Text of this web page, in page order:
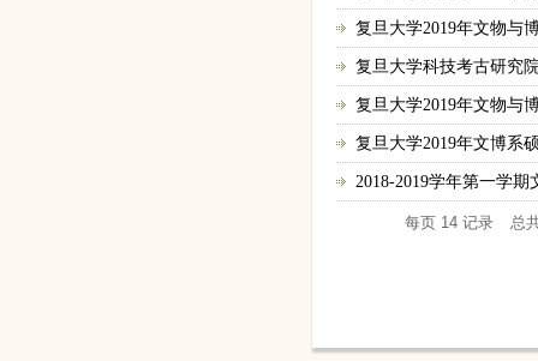
复旦大学2019年文物与
复旦大学科技考古研究
复旦大学2019年文物与
复旦大学2019年文博系
2018-2019学年第一学
每页 14 记录 总